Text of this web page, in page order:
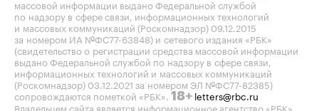
массовой информации выдано Федеральной службой
по надзору в сфере связи, информационных технологий
и массовых коммуникаций (Роскомнадзор) 09.12.2015
за номером ИА №ФС77-63848) и сетевого издания «РБК»
(свидетельство о регистрации средства массовой информации
выдано Федеральной службой по надзору в сфере связи,
информационных технологий и массовых коммуникаций
(Роскомнадзор) 03.12.2021 за номером ЭЛ №ФС77-82385)
сопровождаются пометкой «РБК». 18+ letters@rbc.ru
Владельцем сайта является информационное агентство «РБК».